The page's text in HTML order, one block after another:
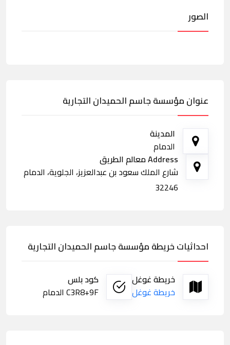
الصور
عنوان مؤسسة جاسم الحميدان التجارية
المدينة
الدمام
Address معالم الطريق
شارع الملك سعود بن عبدالعزيز، الجلوية، الدمام
32246
احداثيات خريطة مؤسسة جاسم الحميدان التجارية
خريطة غوغل
خريطة غوغل
كود بلس
C3R8+9F الدمام